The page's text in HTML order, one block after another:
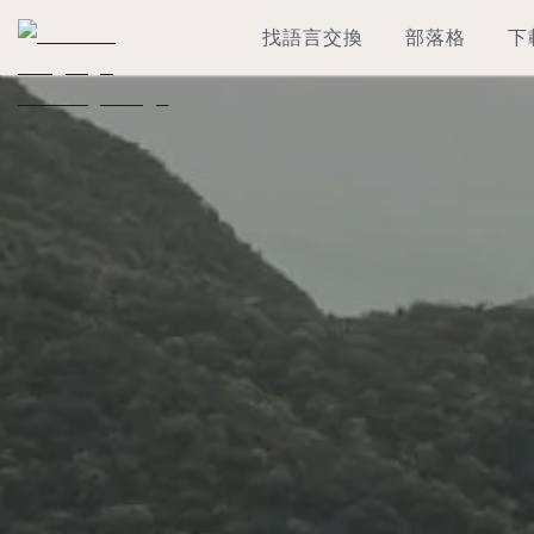
找語言交換 部落格 下